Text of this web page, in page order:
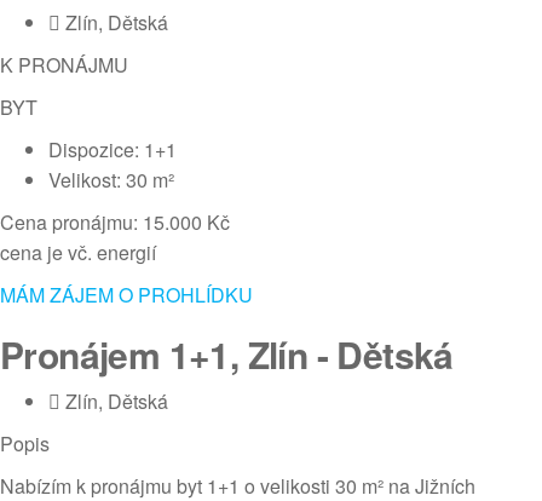
Zlín, Dětská
K PRONÁJMU
BYT
Dispozice: 1+1
Velikost: 30 m²
Cena pronájmu: 15.000 Kč
cena je vč. energií
MÁM ZÁJEM O PROHLÍDKU
Pronájem 1+1, Zlín - Dětská
Zlín, Dětská
Popis
Nabízím k pronájmu byt 1+1 o velikosti 30 m² na Jižních